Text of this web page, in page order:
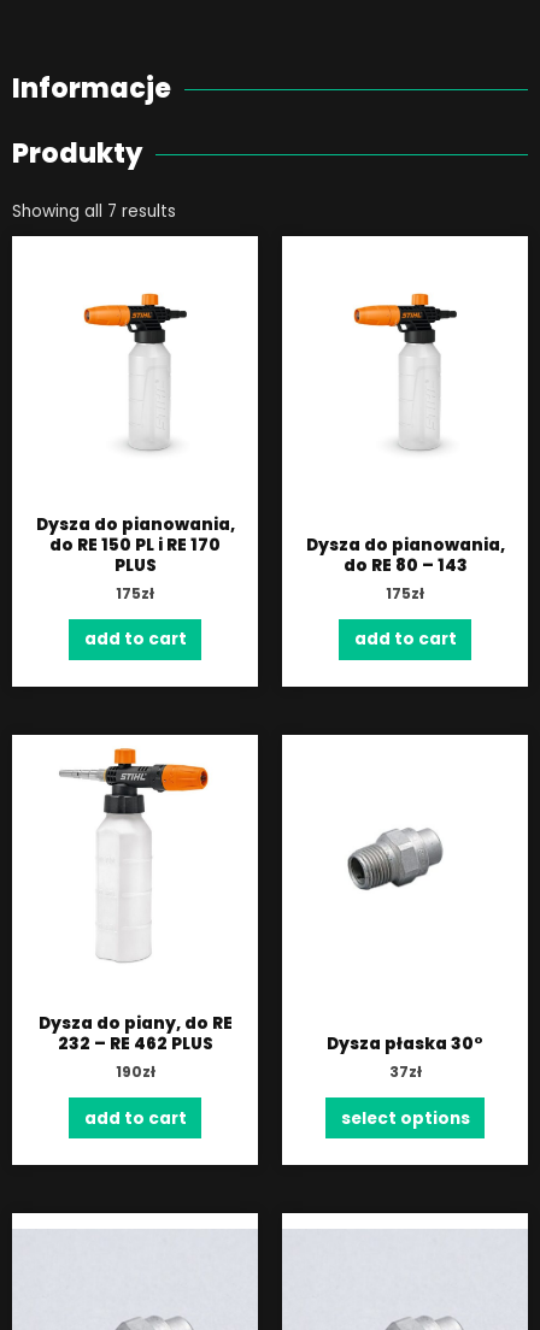
Informacje
Produkty
Showing all 7 results
Dysza do pianowania,
do RE 150 PL i RE 170
PLUS
175zł
add to cart
Dysza do pianowania,
do RE 80 – 143
175zł
add to cart
Dysza do piany, do RE
232 – RE 462 PLUS
190zł
add to cart
Dysza płaska 30°
37zł
select options